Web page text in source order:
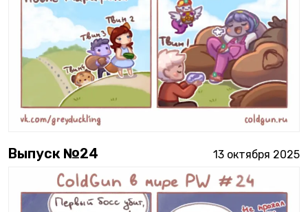
Выпуск №24 13 октября 2025